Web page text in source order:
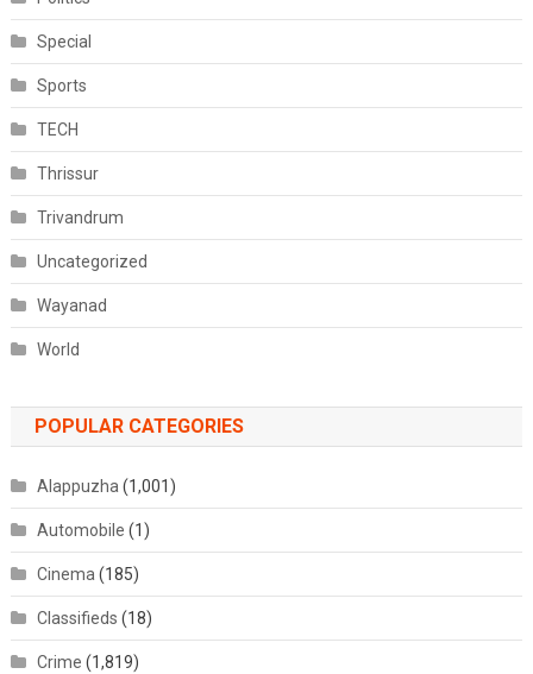
Special
Sports
TECH
Thrissur
Trivandrum
Uncategorized
Wayanad
World
POPULAR CATEGORIES
Alappuzha(1,001)
Automobile (1)
Cinema(185)
Classifieds (18)
Crime (1,819)